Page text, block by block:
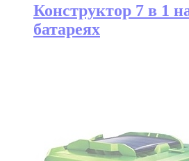
Конструктор 7 в 1
батареях